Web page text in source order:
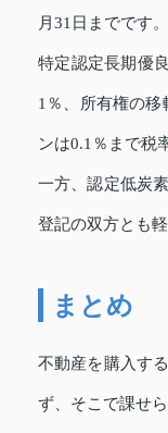
月31日までです。
特定認定長期優
1％、所有権の移
ンは0.1％まで税
一方、認定低炭
登記の双方とも
まとめ
不動産を購入す
ず、そこで課せ